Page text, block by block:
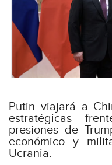
Putin viajará a
estratégicas
presiones de
económico y
Ucrania.